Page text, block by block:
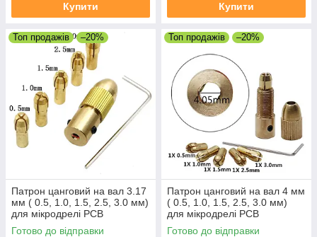
Купити Купити
Топ продажів –20%
Патрон цанговий на вал 3.17
мм ( 0.5, 1.0, 1.5, 2.5, 3.0 мм)
для мікродрелі PCB
Готово до відправки
Топ продажів –20%
Патрон цанговий на вал 4 мм
( 0.5, 1.0, 1.5, 2.5, 3.0 мм)
для мікродрелі PCB
Готово до відправки